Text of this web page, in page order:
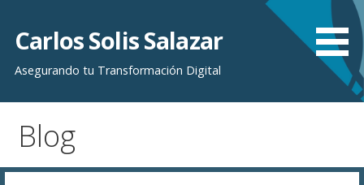
contenido
Carlos Solis Salazar
Asegurando tu Transformación Digital
Blog